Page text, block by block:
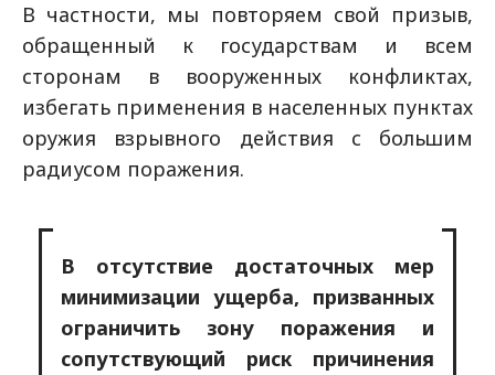
В частности, мы повторяем свой призыв,
обращенный к государствам и всем
сторонам в вооруженных конфликтах,
избегать применения в населенных пунктах
оружия взрывного действия с большим
радиусом поражения.
В отсутствие достаточных мер
минимизации ущерба, призванных
ограничить зону поражения и
сопутствующий риск причинения